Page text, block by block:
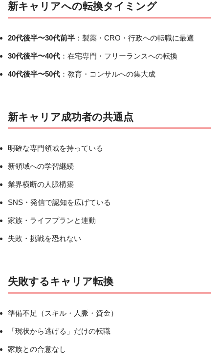
新キャリアへの転換タイミング
20代後半〜30代前半 ：製薬・CRO・行政への転職に最適
30代後半〜40代 ：在宅専門・フリーランスへの転換
40代後半〜50代 ：教育・コンサルへの集大成
新キャリア成功者の共通点
明確な専門領域を持っている
新領域への学習継続
業界横断の人脈構築
SNS・発信で認知を広げている
家族・ライフプランと連動
失敗・挑戦を恐れない
失敗するキャリア転換
準備不足（スキル・人脈・資金）
「現状から逃げる」だけの転職
家族との合意なし